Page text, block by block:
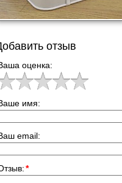
отзыв
оценка:
имя:
email:
*